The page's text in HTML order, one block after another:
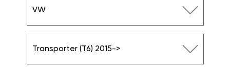
VW
Transporter (T6) 2015->